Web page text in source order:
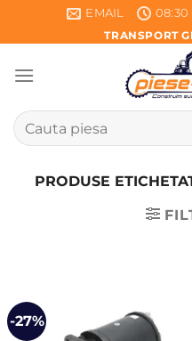
EMAIL 08:30
TRANSPORT
Caută
după:
PRODUSE
-27%